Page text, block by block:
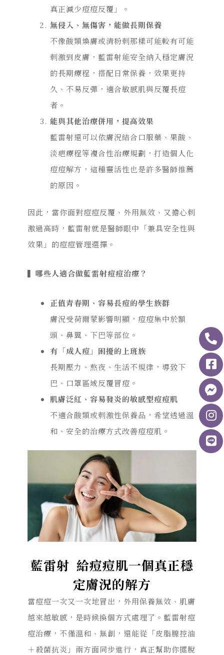
真正減少痘痘反覆」。
無侵入、無傷害，能做長期保養
不像酸類煥膚或清粉刺那樣可能較有可能
刺激到皮膚，藍雷射能安全納入穩定膚況
的長期療程，搭配日常保養，效果更持
久、不易反彈，適合敏感肌與反覆長痘
者。
能與其他治療併用，提高效果
藍雷射還可以依膚況結合口服藥、果酸、
淡疤療程等複合性治療規劃，打造個人化
痘痘解方，這種靈活性也是許多醫師推薦
的原因。
因此，當你面對痘痘反覆、外用無效、又擔心刺
激過高時，藍雷射就是醫師眼中「兼具安全性與
效果」的痘痘管理選擇。
▍哪些人適合做藍雷射痘痘治療？
正值青春期、容易長痘的學生族群
膚況受荷爾蒙影響明顯，痘痘集中於額
頭、鼻翼、下巴等部位。
有「成人痘」困擾的上班族
長期壓力、熬夜、生活不規律，導致下
巴、口罩區域反覆冒痘。
肌膚泛紅、容易發炎的敏感型痘痘肌
不適合酸類或刺激性保養品，希望透過溫
和、安全的治療方式改善痘痘肌。
藍雷射 給痘痘肌一個真正穩
定膚況的解方
當痘痘一次又一次地冒出，外用保養無效、肌膚
越來越敏感，是時候換個方式處理了。藍雷射痘
痘治療，不僅溫和、無創，還能從「皮脂腺控油
＋殺菌抗炎」兩方面同步進行，真正幫助你擺脫